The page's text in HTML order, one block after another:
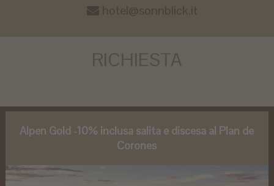
hotel@sonnblick.it
RICHIESTA
Alpen Gold -10% inclusa salita e discesa al Plan de
Corones